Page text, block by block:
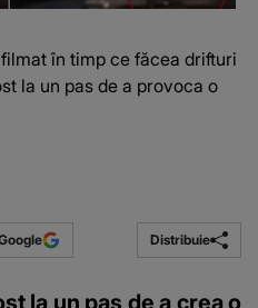
în timp ce făcea drifturi
la un pas de a provoca o
Distribuie
la un pas de a crea o